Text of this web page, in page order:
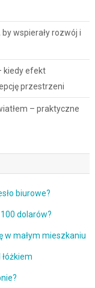
wspierały rozwój i
kiedy efekt
przestrzeni
– praktyczne
biurowe?
dolarów?
w małym mieszkaniu